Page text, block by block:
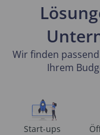
Wir finden
Ihrem
Start-ups